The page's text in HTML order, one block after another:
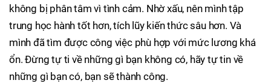
không bị phân tâm vì tình cảm. Nhờ xấu, nên mình tập
trung học hành tốt hơn, tích lũy kiến thức sâu hơn. Và
mình đã tìm được công việc phù hợp với mức lương khá
ổn. Đừng tự ti về những gì bạn không có, hãy tự tin về
những gì bạn có, bạn sẽ thành công.